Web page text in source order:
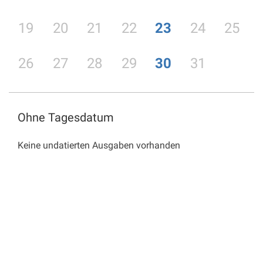
19 20 21 22 23 24 25
26 27 28 29 30 31
Ohne Tagesdatum
Keine undatierten Ausgaben vorhanden